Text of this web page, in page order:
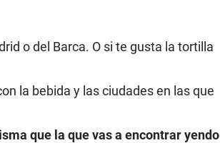
o del Barca. O si te gusta la tortilla
la bebida y las ciudades en las que
que la que vas a encontrar yendo